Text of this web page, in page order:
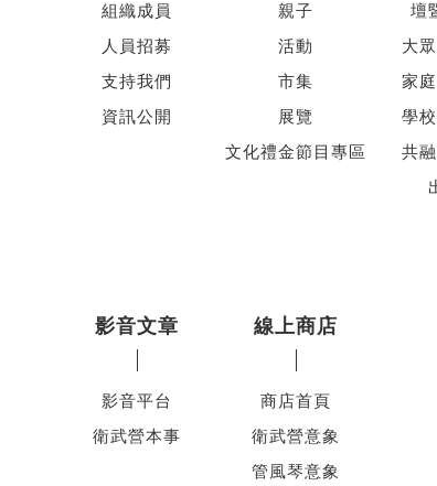
組織成員
人員招募
支持我們
資訊公開
親子
活動
市集
展覽
文化禮金節目專區
壇
大
家
學
共
影音文章
影音平台
衛武營本事
線上商店
商店首頁
衛武營意象
管風琴意象